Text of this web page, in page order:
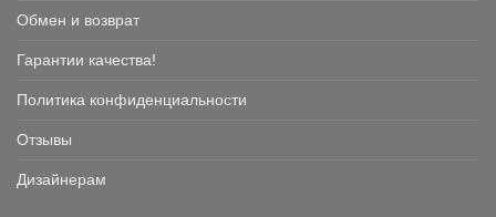
Обмен и возврат
Гарантии качества!
Политика конфиденциальности
Отзывы
Дизайнерам